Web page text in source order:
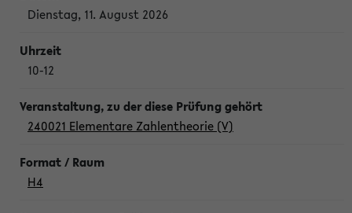
Dienstag, 11. August 2026
10-12
240021 Elementare Zahlentheorie (V)
H4